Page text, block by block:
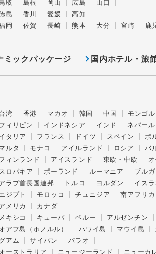
取 島根 岡山 広島
山口
島 香川 愛媛
高知
岡 佐賀 長崎 熊本 大分 宮崎
鹿
ミックパッケージ 国内ホテル・旅
湾 香港 マカオ 韓国 中国 モンゴル
ィリピン
インドネシア インド ネパール
タリア フランス ドイツ スペイン ポ
ルタ
モナコ アイルランド ロシア バ
ィンランド
アイスランド 東欧・中欧
スロバキア
ポーランド ルーマニア
ブル
ラブ首長国連邦 トルコ ヨルダン イス
ジプト モロッコ チュニジア 南アフリカ
メリカ
カナダ
メキシコ キューバ ペルー アルゼンチン
アフ島（ホノルル） ハワイ島 マウイ島
アム サイパン
パラオ
ーストラリア ニュージーランド ニューカ